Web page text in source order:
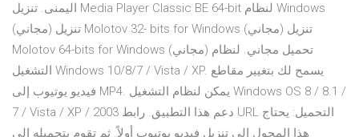
اليمنى. تنزيل Media Player Classic BE 64-bit لنظام Windows
(مجاني) تنزيل Molotov 32- bits for Windows (مجاني) تنزيل
Molotov 64-bits for Windows (مجاني) تحميل مجاني. لنظام
التشغيل Windows 10/8/7 / Vista / XP. يسمح لك بتغيير مقاطع
فيديو يوتيوب إلى MP4. يمكن لنظام التشغيل Windows OS 8 / 8.1 /
7 / Vista / XP / 2003 دعم هذا التطبيق. رابط URL التحميل: يحتاج
هذا المحول إلى تنزيل فيديو يوتيوب أولاً. ثم تقوم بتحميله إلى